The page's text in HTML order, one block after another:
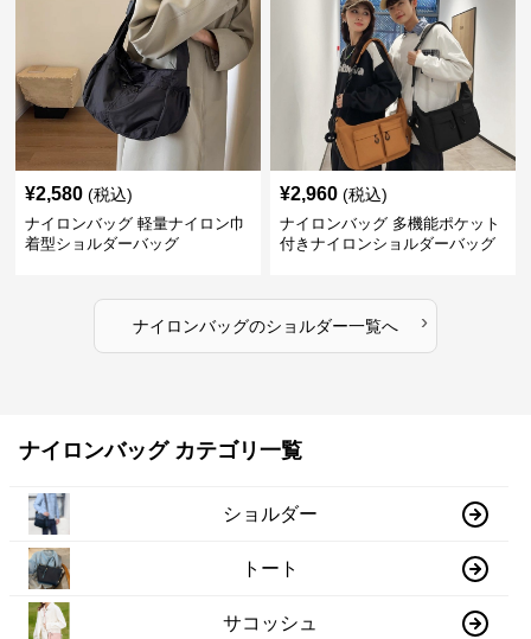
¥2,580 (税込)
ナイロンバッグ 軽量ナイロン巾
着型ショルダーバッグ
¥2,960 (税込)
ナイロンバッグ 多機能ポケット
付きナイロンショルダーバッグ
ナイロンバッグのショルダー一覧へ ›
ナイロンバッグ カテゴリ一覧
ショルダー
トート
サコッシュ